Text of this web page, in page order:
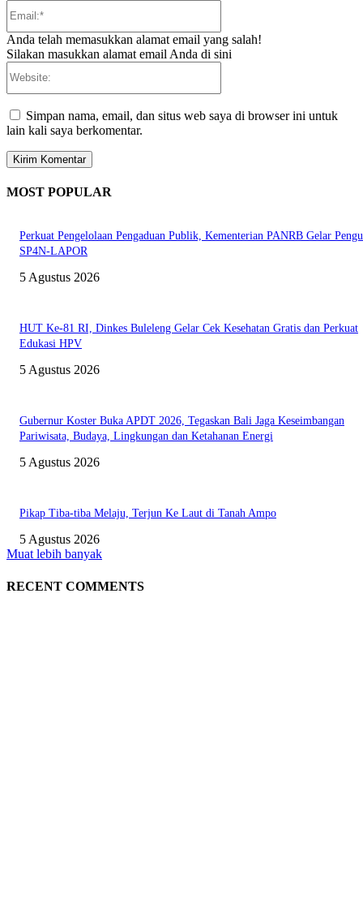
Anda telah memasukkan alamat email yang salah!
Silakan masukkan alamat email Anda di sini
Simpan nama, email, dan situs web saya di browser ini untuk
lain kali saya berkomentar.
MOST POPULAR
Perkuat Pengelolaan Pengaduan Publik, Kementerian PANRB Gelar
SP4N-LAPOR
5 Agustus 2026
HUT Ke-81 RI, Dinkes Buleleng Gelar Cek Kesehatan Gratis dan Perkuat
Edukasi HPV
5 Agustus 2026
Gubernur Koster Buka APDT 2026, Tegaskan Bali Jaga Keseimbangan
Pariwisata, Budaya, Lingkungan dan Ketahanan Energi
5 Agustus 2026
Pikap Tiba-tiba Melaju, Terjun Ke Laut di Tanah Ampo
5 Agustus 2026
Muat lebih banyak
RECENT COMMENTS